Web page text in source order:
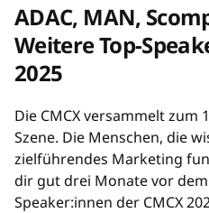
ADAC, MAN,
Weitere Top-
2025
Die CMCX versammelt zum
Szene. Die Menschen, die
zielführendes Marketing
dir gut drei Monate vor
Speaker:innen der CMCX